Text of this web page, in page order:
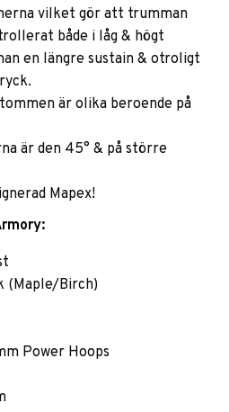
vilket gör att trumman
både i låg & högt
en längre sustain & otroligt
är olika beroende på
är den 45° & på större
Mapex!
(Maple/Birch)
Power Hoops